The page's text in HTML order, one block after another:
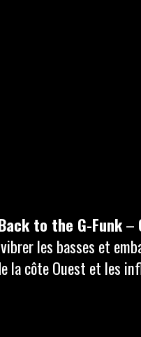
to the G-Funk–
les basses et
la côte Ouest et les